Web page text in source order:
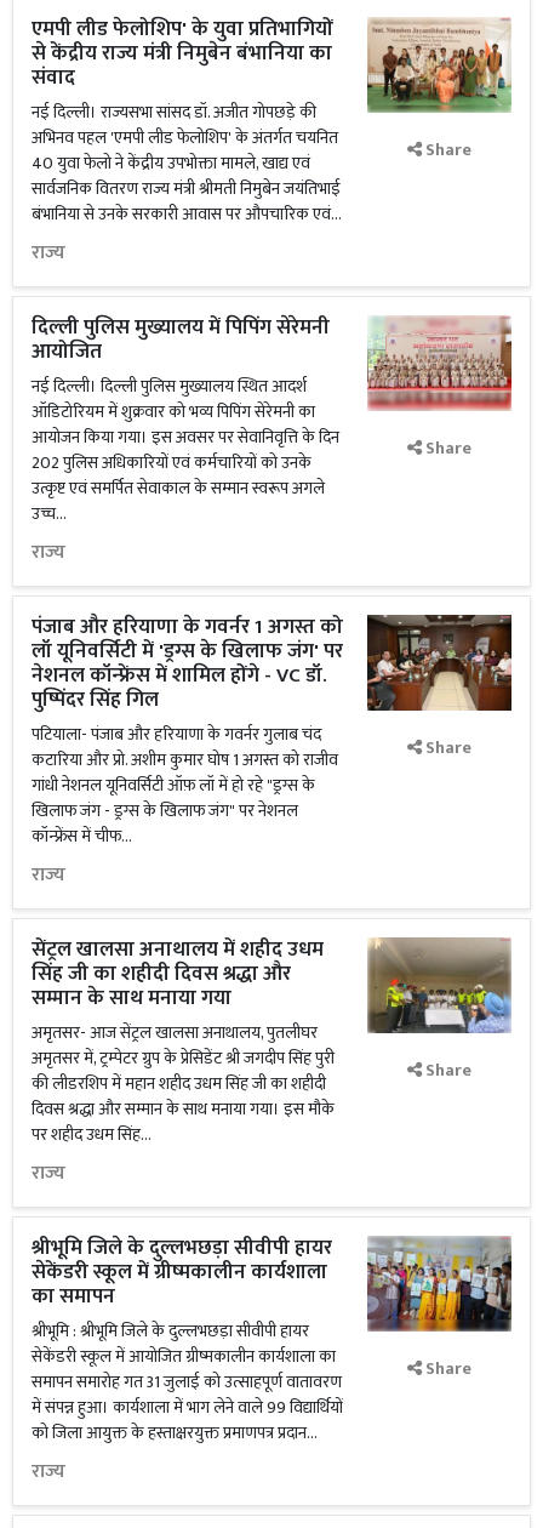
एमपी लीड फेलोशिप' के युवा प्रतिभागियों
से केंद्रीय राज्य मंत्री निमुबेन बंभानिया का
संवाद
नई दिल्ली। राज्यसभा सांसद डॉ. अजीत गोपछड़े की
अभिनव पहल 'एमपी लीड फेलोशिप' के अंतर्गत चयनित
40 युवा फेलो ने केंद्रीय उपभोक्ता मामले, खाद्य एवं
सार्वजनिक वितरण राज्य मंत्री श्रीमती निमुबेन जयंतिभाई
बंभानिया से उनके सरकारी आवास पर औपचारिक एवं...
राज्य
Share
दिल्ली पुलिस मुख्यालय में पिपिंग सेरेमनी
आयोजित
नई दिल्ली। दिल्ली पुलिस मुख्यालय स्थित आदर्श
ऑडिटोरियम में शुक्रवार को भव्य पिपिंग सेरेमनी का
आयोजन किया गया। इस अवसर पर सेवानिवृत्ति के दिन
202 पुलिस अधिकारियों एवं कर्मचारियों को उनके
उत्कृष्ट एवं समर्पित सेवाकाल के सम्मान स्वरूप अगले
उच्च...
राज्य
Share
पंजाब और हरियाणा के गवर्नर 1 अगस्त को
लॉ यूनिवर्सिटी में 'ड्रग्स के खिलाफ जंग' पर
नेशनल कॉन्फ्रेंस में शामिल होंगे - VC डॉ.
पुष्पिंदर सिंह गिल
पटियाला- पंजाब और हरियाणा के गवर्नर गुलाब चंद
कटारिया और प्रो. अशीम कुमार घोष 1 अगस्त को राजीव
गांधी नेशनल यूनिवर्सिटी ऑफ़ लॉ में हो रहे "ड्रग्स के
खिलाफ जंग - ड्रग्स के खिलाफ जंग" पर नेशनल
कॉन्फ्रेंस में चीफ...
राज्य
Share
सेंट्रल खालसा अनाथालय में शहीद उधम
सिंह जी का शहीदी दिवस श्रद्धा और
सम्मान के साथ मनाया गया
अमृतसर- आज सेंट्रल खालसा अनाथालय, पुतलीघर
अमृतसर में, ट्रम्पेटर ग्रुप के प्रेसिडेंट श्री जगदीप सिंह पुरी
की लीडरशिप में महान शहीद उधम सिंह जी का शहीदी
दिवस श्रद्धा और सम्मान के साथ मनाया गया। इस मौके
पर शहीद उधम सिंह...
राज्य
Share
श्रीभूमि जिले के दुल्लभछड़ा सीवीपी हायर
सेकेंडरी स्कूल में ग्रीष्मकालीन कार्यशाला
का समापन
श्रीभूमि : श्रीभूमि जिले के दुल्लभछड़ा सीवीपी हायर
सेकेंडरी स्कूल में आयोजित ग्रीष्मकालीन कार्यशाला का
समापन समारोह गत 31 जुलाई को उत्साहपूर्ण वातावरण
में संपन्न हुआ। कार्यशाला में भाग लेने वाले 99 विद्यार्थियों
को जिला आयुक्त के हस्ताक्षरयुक्त प्रमाणपत्र प्रदान...
राज्य
Share